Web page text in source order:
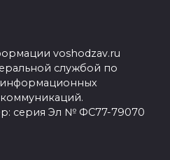
voshodzav.ru
службой по
информационных
серия Эл № ФС77-79070